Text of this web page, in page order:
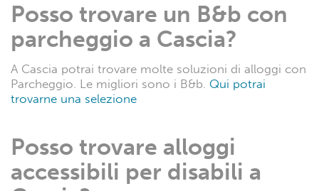
Posso trovare un B&b con
parcheggio a Cascia?
A Cascia potrai trovare molte soluzioni di alloggi con
Parcheggio. Le migliori sono i B&b. Qui potrai
trovarne una selezione
Posso trovare alloggi
accessibili per disabili a